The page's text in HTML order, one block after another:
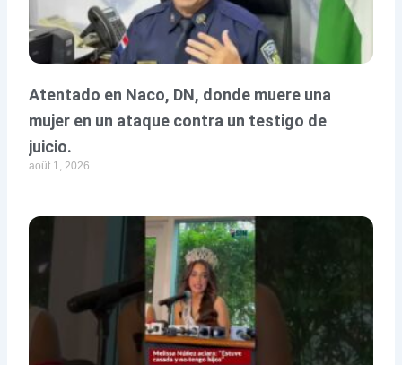
Atentado en Naco, DN, donde muere una
mujer en un ataque contra un testigo de
juicio.
août 1, 2026